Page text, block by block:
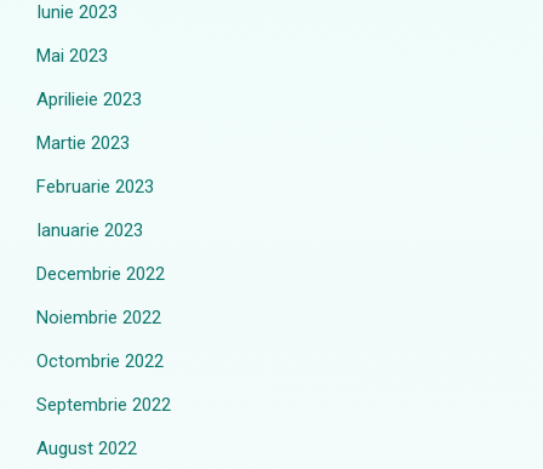
Iunie 2023
Mai 2023
Aprilieie 2023
Martie 2023
Februarie 2023
Ianuarie 2023
Decembrie 2022
Noiembrie 2022
Octombrie 2022
Septembrie 2022
August 2022